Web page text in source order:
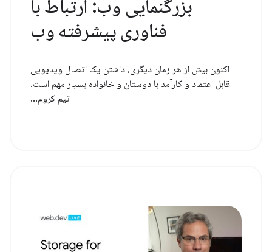
بزرگنمایی وب: ارتباط با
فناوری پیشرفته وب
اکنون بیش از هر زمان دیگری، داشتن یک اتصال ویدیویی
قابل اعتماد و کارآمد با دوستان و خانواده بسیار مهم است.
تیم کروم...